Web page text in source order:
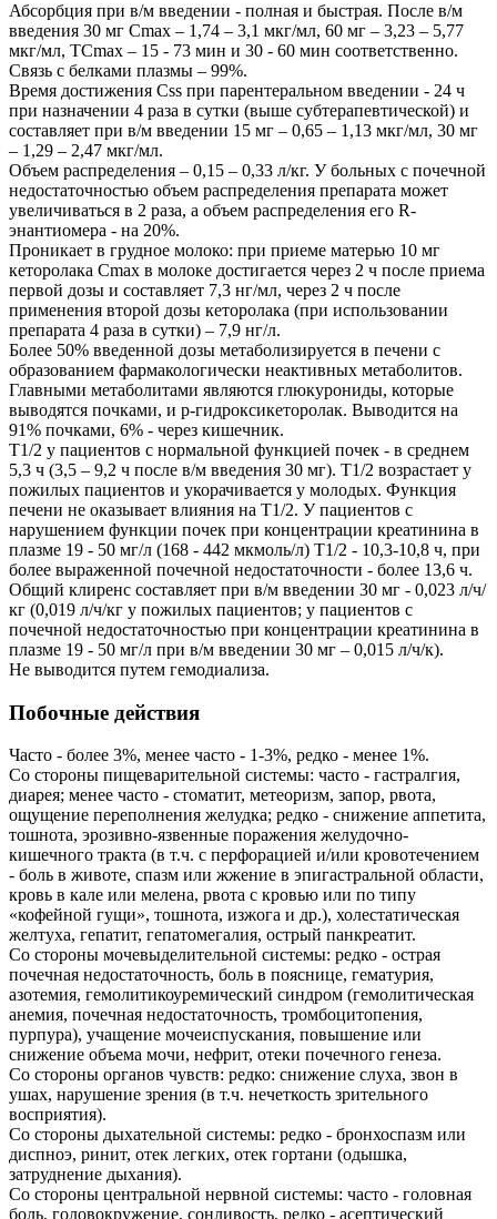
Абсорбция при в/м введении - полная и быстрая. После в/м
введения 30 мг Cmax – 1,74 – 3,1 мкг/мл, 60 мг – 3,23 – 5,77
мкг/мл, TCmax – 15 - 73 мин и 30 - 60 мин соответственно.
Связь с белками плазмы – 99%.
Время достижения Css при парентеральном введении - 24 ч
при назначении 4 раза в сутки (выше субтерапевтической) и
составляет при в/м введении 15 мг – 0,65 – 1,13 мкг/мл, 30 мг
– 1,29 – 2,47 мкг/мл.
Объем распределения – 0,15 – 0,33 л/кг. У больных с почечной
недостаточностью объем распределения препарата может
увеличиваться в 2 раза, а объем распределения его R-
энантиомера - на 20%.
Проникает в грудное молоко: при приеме матерью 10 мг
кеторолака Cmax в молоке достигается через 2 ч после приема
первой дозы и составляет 7,3 нг/мл, через 2 ч после
применения второй дозы кеторолака (при использовании
препарата 4 раза в сутки) – 7,9 нг/л.
Более 50% введенной дозы метаболизируется в печени с
образованием фармакологически неактивных метаболитов.
Главными метаболитами являются глюкурониды, которые
выводятся почками, и р-гидроксикеторолак. Выводится на
91% почками, 6% - через кишечник.
T1/2 у пациентов с нормальной функцией почек - в среднем
5,3 ч (3,5 – 9,2 ч после в/м введения 30 мг). T1/2 возрастает у
пожилых пациентов и укорачивается у молодых. Функция
печени не оказывает влияния на T1/2. У пациентов с
нарушением функции почек при концентрации креатинина в
плазме 19 - 50 мг/л (168 - 442 мкмоль/л) T1/2 - 10,3-10,8 ч, при
более выраженной почечной недостаточности - более 13,6 ч.
Общий клиренс составляет при в/м введении 30 мг - 0,023 л/ч/
кг (0,019 л/ч/кг у пожилых пациентов; у пациентов с
почечной недостаточностью при концентрации креатинина в
плазме 19 - 50 мг/л при в/м введении 30 мг – 0,015 л/ч/к).
Не выводится путем гемодиализа.
Побочные действия
Часто - более 3%, менее часто - 1-3%, редко - менее 1%.
Со стороны пищеварительной системы: часто - гастралгия,
диарея; менее часто - стоматит, метеоризм, запор, рвота,
ощущение переполнения желудка; редко - снижение аппетита,
тошнота, эрозивно-язвенные поражения желудочно-
кишечного тракта (в т.ч. с перфорацией и/или кровотечением
- боль в животе, спазм или жжение в эпигастральной области,
кровь в кале или мелена, рвота с кровью или по типу
«кофейной гущи», тошнота, изжога и др.), холестатическая
желтуха, гепатит, гепатомегалия, острый панкреатит.
Со стороны мочевыделительной системы: редко - острая
почечная недостаточность, боль в пояснице, гематурия,
азотемия, гемолитикоуремический синдром (гемолитическая
анемия, почечная недостаточность, тромбоцитопения,
пурпура), учащение мочеиспускания, повышение или
снижение объема мочи, нефрит, отеки почечного генеза.
Со стороны органов чувств: редко: снижение слуха, звон в
ушах, нарушение зрения (в т.ч. нечеткость зрительного
восприятия).
Со стороны дыхательной системы: редко - бронхоспазм или
диспноэ, ринит, отек легких, отек гортани (одышка,
затруднение дыхания).
Со стороны центральной нервной системы: часто - головная
боль, головокружение, сонливость, редко - асептический